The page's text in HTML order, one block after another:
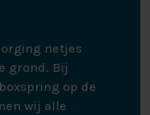
netjes
grond. Bij
op de
wij alle